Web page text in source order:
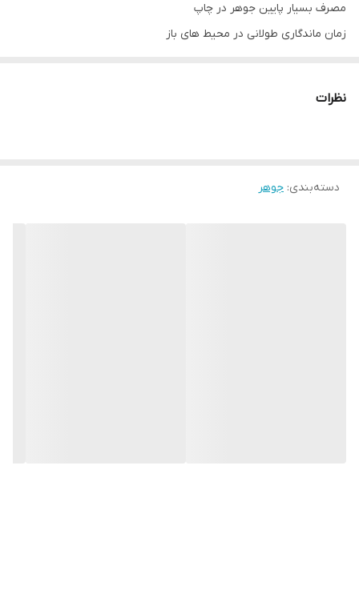
مصرف بسیار پایین جوهر در چاپ
زمان ماندگاری طولانی در محیط های باز
سرعت خشک شدن مناسب
نظرات
دسته‌بندی: جوهر